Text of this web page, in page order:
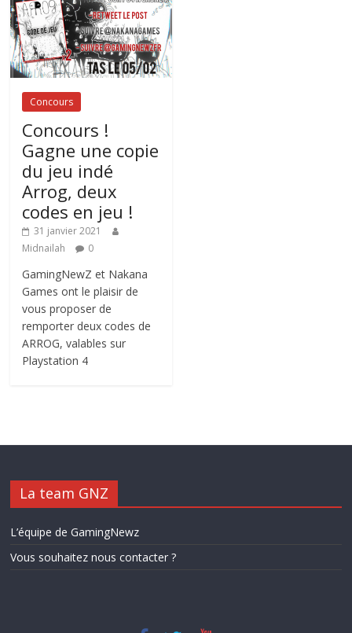
Concours
Concours !
Gagne une copie
du jeu indé
Arrog, deux
codes en jeu !
31 janvier 2021
Midnailah
0
GamingNewZ et Nakana
Games ont le plaisir de
vous proposer de
remporter deux codes de
ARROG, valables sur
Playstation 4
La team GNZ
L’équipe de GamingNewz
Vous souhaitez nous contacter ?